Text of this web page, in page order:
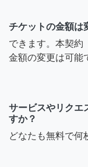
チケットの金額は
できます。本契約
金額の変更は可能
サービスやリクエ
すか？
どなたも無料で何